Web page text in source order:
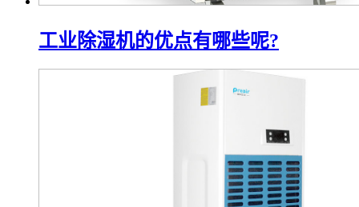
工业除湿机的优点有哪些呢?